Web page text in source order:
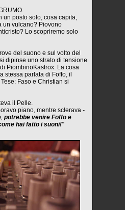
un posto solo, cosa capita,
un vulcano? Piovono
Lo scopriremo solo
del suono e sul volto del
dipinse uno strato di tensione
PiombinoKastrox. La cosa
stessa parlata di Foffo, il
Faso e Christian si
il Pelle.
piano, mentre sclerava -
potrebbe venire Foffo e
hai fatto i suoni!"